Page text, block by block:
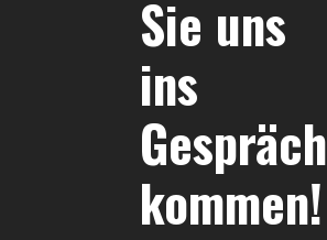
Sie uns
ins
Gespräch
kommen!